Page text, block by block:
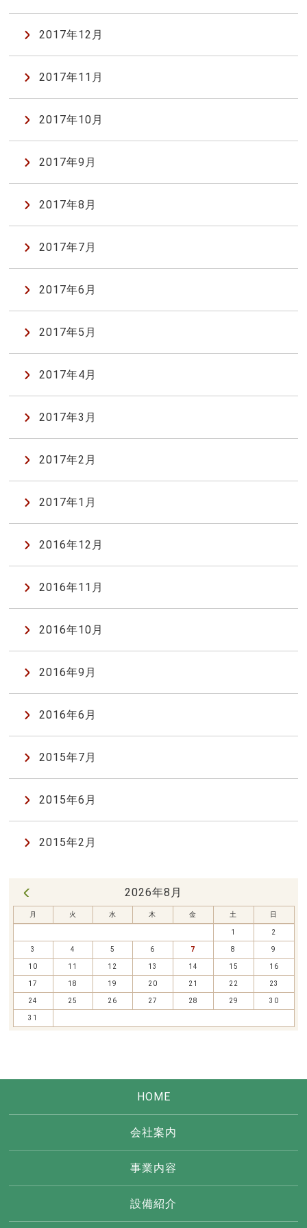
2017年12月
2017年11月
2017年10月
2017年9月
2017年8月
2017年7月
2017年6月
2017年5月
2017年4月
2017年3月
2017年2月
2017年1月
2016年12月
2016年11月
2016年10月
2016年9月
2016年6月
2015年7月
2015年6月
2015年2月
2026年8月
月 火 水 木 金 土 日
1 2
3 4 5 6 7 8 9
10 11 12 13 14 15 16
17 18 19 20 21 22 23
24 25 26 27 28 29 30
31
HOME
会社案内
事業内容
設備紹介